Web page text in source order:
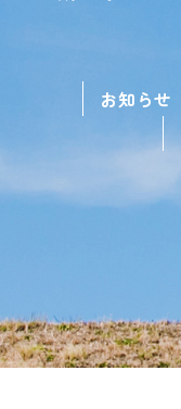
お知らせ